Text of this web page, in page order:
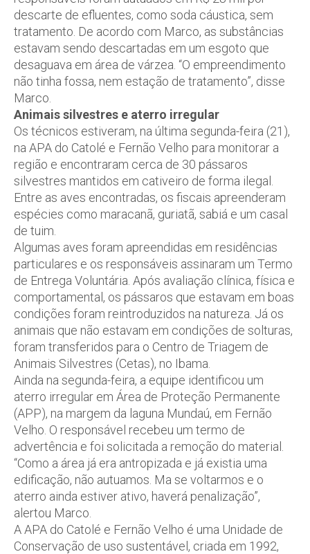
descarte de efluentes, como soda cáustica, sem
tratamento. De acordo com Marco, as substâncias
estavam sendo descartadas em um esgoto que
desaguava em área de várzea. “O empreendimento
não tinha fossa, nem estação de tratamento”, disse
Marco.
Animais silvestres e aterro irregular
Os técnicos estiveram, na última segunda-feira (21),
na APA do Catolé e Fernão Velho para monitorar a
região e encontraram cerca de 30 pássaros
silvestres mantidos em cativeiro de forma ilegal.
Entre as aves encontradas, os fiscais apreenderam
espécies como maracanã, guriatã, sabiá e um casal
de tuim.
Algumas aves foram apreendidas em residências
particulares e os responsáveis assinaram um Termo
de Entrega Voluntária. Após avaliação clínica, física e
comportamental, os pássaros que estavam em boas
condições foram reintroduzidos na natureza. Já os
animais que não estavam em condições de solturas,
foram transferidos para o Centro de Triagem de
Animais Silvestres (Cetas), no Ibama.
Ainda na segunda-feira, a equipe identificou um
aterro irregular em Área de Proteção Permanente
(APP), na margem da laguna Mundaú, em Fernão
Velho. O responsável recebeu um termo de
advertência e foi solicitada a remoção do material.
“Como a área já era antropizada e já existia uma
edificação, não autuamos. Ma se voltarmos e o
aterro ainda estiver ativo, haverá penalização”,
alertou Marco.
A APA do Catolé e Fernão Velho é uma Unidade de
Conservação de uso sustentável, criada em 1992,